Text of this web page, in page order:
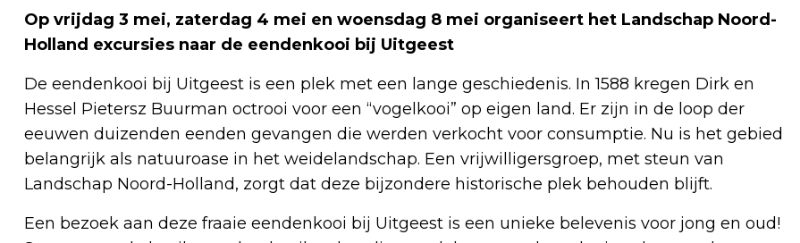
Op vrijdag 3 mei, zaterdag 4 mei en woensdag 8 mei organiseert het Landschap Noord-
Holland excursies naar de eendenkooi bij Uitgeest
De eendenkooi bij Uitgeest is een plek met een lange geschiedenis. In 1588 kregen Dirk en
Hessel Pietersz Buurman octrooi voor een “vogelkooi” op eigen land. Er zijn in de loop der
eeuwen duizenden eenden gevangen die werden verkocht voor consumptie. Nu is het gebied
belangrijk als natuuroase in het weidelandschap. Een vrijwilligersgroep, met steun van
Landschap Noord-Holland, zorgt dat deze bijzondere historische plek behouden blijft.
Een bezoek aan deze fraaie eendenkooi bij Uitgeest is een unieke belevenis voor jong en oud!